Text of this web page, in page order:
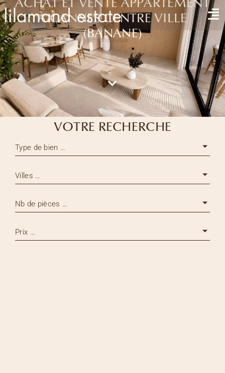
ACHAT ET VENTE APPARTEMENT
À CANNES CENTRE VILLE
(BANANE)
VOTRE RECHERCHE
Type de bien …
Villes …
Nb de pièces …
Prix …